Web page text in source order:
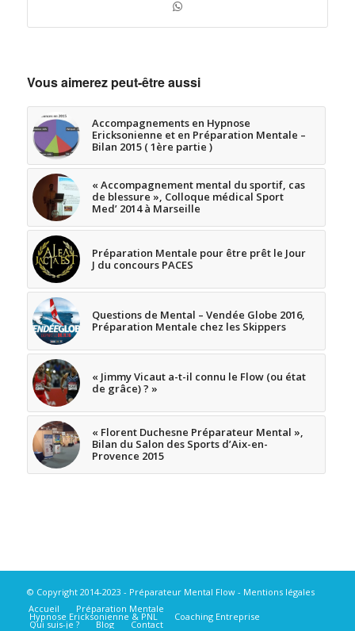
Vous aimerez peut-être aussi
Accompagnements en Hypnose
Ericksonienne et en Préparation Mentale –
Bilan 2015 ( 1ère partie )
« Accompagnement mental du sportif, cas
de blessure », Colloque médical Sport
Med’ 2014 à Marseille
Préparation Mentale pour être prêt le Jour
J du concours PACES
Questions de Mental – Vendée Globe 2016,
Préparation Mentale chez les Skippers
« Jimmy Vicaut a-t-il connu le Flow (ou état
de grâce) ? »
« Florent Duchesne Préparateur Mental »,
Bilan du Salon des Sports d’Aix-en-
Provence 2015
© Copyright 2014-2023 - Préparateur Mental Flow - Mentions légales
Accueil
Préparation Mentale
Hypnose Ericksonienne & PNL Coaching Entreprise
Qui suis-je ? Blog Contact